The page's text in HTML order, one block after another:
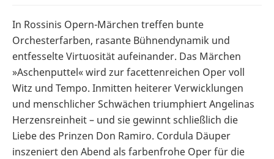
In Rossinis Opern-Märchen treffen bunte
Orchesterfarben, rasante Bühnendynamik und
entfesselte Virtuosität aufeinander. Das Märchen
»Aschenputtel« wird zur facettenreichen Oper voll
Witz und Tempo. Inmitten heiterer Verwicklungen
und menschlicher Schwächen triumphiert Angelinas
Herzensreinheit – und sie gewinnt schließlich die
Liebe des Prinzen Don Ramiro. Cordula Däuper
inszeniert den Abend als farbenfrohe Oper für die